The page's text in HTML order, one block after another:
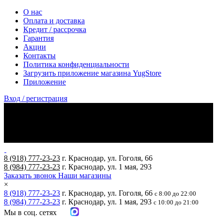
О нас
Оплата и доставка
Кредит / рассрочка
Гарантия
Акции
Контакты
Политика конфиденциальности
Загрузить приложение магазина YugStore
Приложение
Вход / регистрация
8 (918) 777-23-23 г. Краснодар, ул. Гоголя, 66
8 (984) 777-23-23 г. Краснодар, ул. 1 мая, 293
Заказать звонок Наши магазины
×
8 (918) 777-23-23 г. Краснодар, ул. Гоголя, 66 с 8:00 до 22:00
8 (984) 777-23-23 г. Краснодар, ул. 1 мая, 293 с 10:00 до 21:00
Мы в соц. сетях